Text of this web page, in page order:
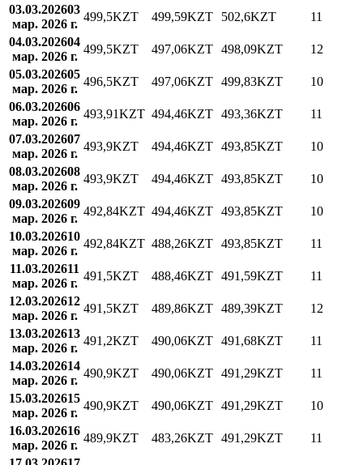
03.03.202603
мар. 2026 г.
499,5KZT 499,59KZT 502,6KZT
11
04.03.202604
мар. 2026 г.
499,5KZT 497,06KZT 498,09KZT
12
05.03.202605
мар. 2026 г.
496,5KZT 497,06KZT 499,83KZT
10
06.03.202606
мар. 2026 г.
493,91KZT 494,46KZT 493,36KZT
11
07.03.202607
мар. 2026 г.
493,9KZT 494,46KZT 493,85KZT
10
08.03.202608
мар. 2026 г.
493,9KZT 494,46KZT 493,85KZT
10
09.03.202609
мар. 2026 г.
492,84KZT 494,46KZT 493,85KZT
10
10.03.202610
мар. 2026 г.
492,84KZT 488,26KZT 493,85KZT
11
11.03.202611
мар. 2026 г.
491,5KZT 488,46KZT 491,59KZT
11
12.03.202612
мар. 2026 г.
491,5KZT 489,86KZT 489,39KZT
12
13.03.202613
мар. 2026 г.
491,2KZT 490,06KZT 491,68KZT
11
14.03.202614
мар. 2026 г.
490,9KZT 490,06KZT 491,29KZT
11
15.03.202615
мар. 2026 г.
490,9KZT 490,06KZT 491,29KZT
10
16.03.202616
мар. 2026 г.
489,9KZT 483,26KZT 491,29KZT
11